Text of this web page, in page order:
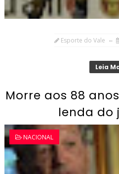
Esporte do Vale
Leia
Morre aos 88
lenda do
NACIONAL